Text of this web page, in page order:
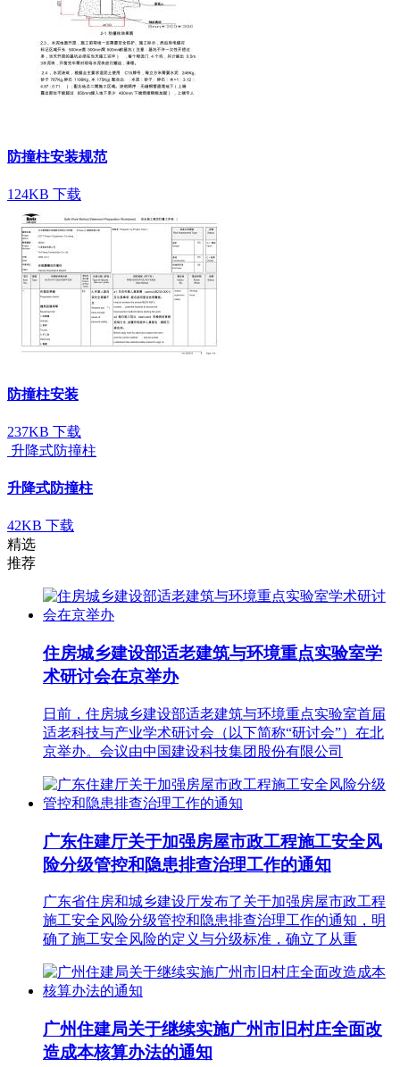
防撞柱安装规范
124KB 下载
防撞柱安装
237KB 下载
升降式防撞柱
升降式防撞柱
42KB 下载
精选
推荐
住房城乡建设部适老建筑与环境重点实验室学
术研讨会在京举办
日前，住房城乡建设部适老建筑与环境重点实验室首届
适老科技与产业学术研讨会（以下简称“研讨会”）在北
京举办。会议由中国建设科技集团股份有限公司
广东住建厅关于加强房屋市政工程施工安全风
险分级管控和隐患排查治理工作的通知
广东省住房和城乡建设厅发布了关于加强房屋市政工程
施工安全风险分级管控和隐患排查治理工作的通知，明
确了施工安全风险的定义与分级标准，确立了从重
广州住建局关于继续实施广州市旧村庄全面改
造成本核算办法的通知